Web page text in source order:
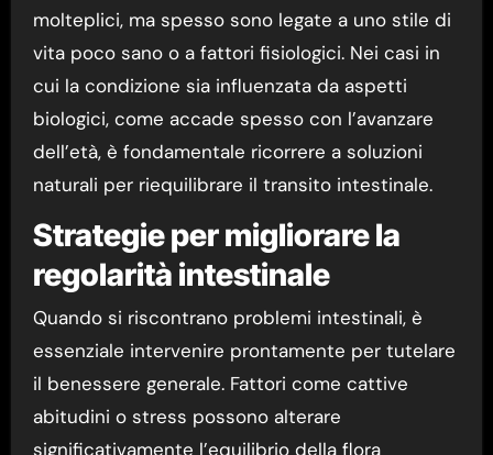
molteplici, ma spesso sono legate a uno stile di
vita poco sano o a fattori fisiologici. Nei casi in
cui la condizione sia influenzata da aspetti
biologici, come accade spesso con l’avanzare
dell’età, è fondamentale ricorrere a soluzioni
naturali per riequilibrare il transito intestinale.
Strategie per migliorare la
regolarità intestinale
Quando si riscontrano problemi intestinali, è
essenziale intervenire prontamente per tutelare
il benessere generale. Fattori come cattive
abitudini o stress possono alterare
significativamente l’equilibrio della flora